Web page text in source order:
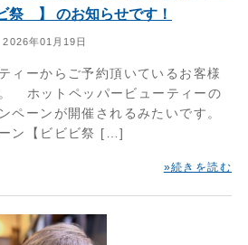
祭 】 のお知らせです！
2026年01月19日
ィーからご予約頂いているお客様
ホットペッパービューティーの
ペーンが開催されるみたいです。
ン【ビビビ祭 […]
»続きを読む